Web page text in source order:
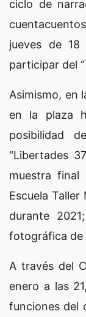
ciclo de
jueves de
participar del
Asimismo, en
en la plaza
posibilidad
“Libertades
muestra final
Escuela
durante
fotográfica de
A través del
enero a las
funciones del